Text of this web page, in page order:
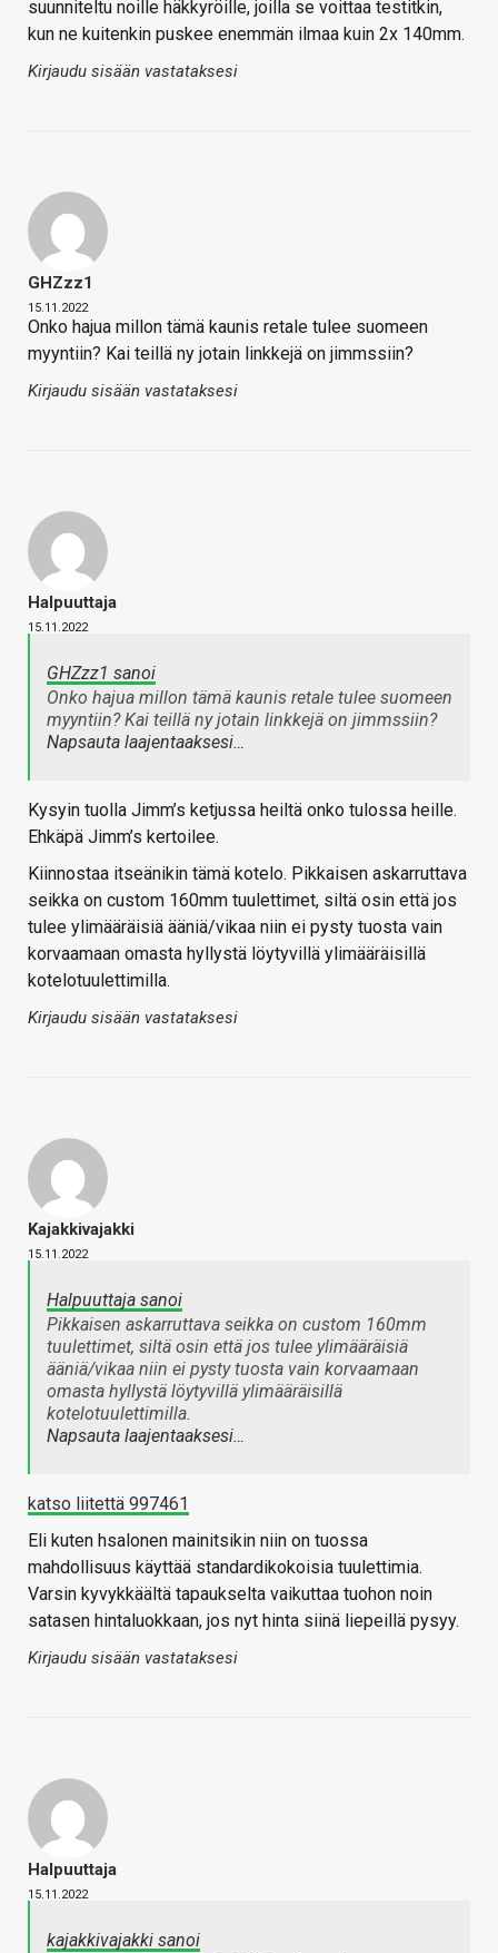
suunniteltu noille häkkyröille, joilla se voittaa testitkin,
kun ne kuitenkin puskee enemmän ilmaa kuin 2x 140mm.
Kirjaudu sisään vastataksesi
GHZzz1
15.11.2022
Onko hajua millon tämä kaunis retale tulee suomeen
myyntiin? Kai teillä ny jotain linkkejä on jimmssiin?
Kirjaudu sisään vastataksesi
Halpuuttaja
15.11.2022
GHZzz1 sanoi
Onko hajua millon tämä kaunis retale tulee suomeen
myyntiin? Kai teillä ny jotain linkkejä on jimmssiin?
Napsauta laajentaaksesi…
Kysyin tuolla Jimm’s ketjussa heiltä onko tulossa heille.
Ehkäpä Jimm’s kertoilee.
Kiinnostaa itseänikin tämä kotelo. Pikkaisen askarruttava
seikka on custom 160mm tuulettimet, siltä osin että jos
tulee ylimääräisiä ääniä/vikaa niin ei pysty tuosta vain
korvaamaan omasta hyllystä löytyvillä ylimääräisillä
kotelotuulettimilla.
Kirjaudu sisään vastataksesi
Kajakkivajakki
15.11.2022
Halpuuttaja sanoi
Pikkaisen askarruttava seikka on custom 160mm
tuulettimet, siltä osin että jos tulee ylimääräisiä
ääniä/vikaa niin ei pysty tuosta vain korvaamaan
omasta hyllystä löytyvillä ylimääräisillä
kotelotuulettimilla.
Napsauta laajentaaksesi…
katso liitettä 997461
Eli kuten hsalonen mainitsikin niin on tuossa
mahdollisuus käyttää standardikokoisia tuulettimia.
Varsin kyvykkäältä tapaukselta vaikuttaa tuohon noin
satasen hintaluokkaan, jos nyt hinta siinä liepeillä pysyy.
Kirjaudu sisään vastataksesi
Halpuuttaja
15.11.2022
kajakkivajakki sanoi